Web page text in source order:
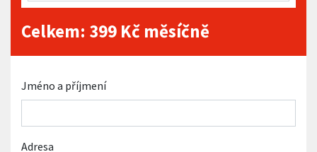
Celkem: 399 Kč měsíčně
Jméno a příjmení
Adresa